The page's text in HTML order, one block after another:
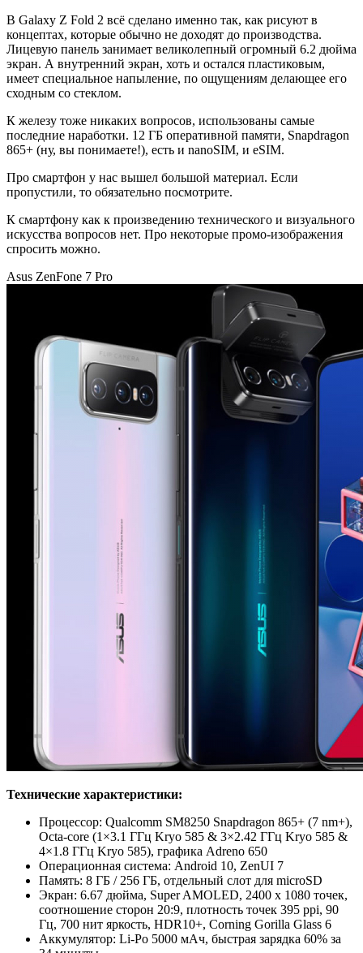
В Galaxy Z Fold 2 всё сделано именно так, как рисуют в
концептах, которые обычно не доходят до производства.
Лицевую панель занимает великолепный огромный 6.2 дюйма
экран. А внутренний экран, хоть и остался пластиковым,
имеет специальное напыление, по ощущениям делающее его
сходным со стеклом.
К железу тоже никаких вопросов, использованы самые
последние наработки. 12 ГБ оперативной памяти, Snapdragon
865+ (ну, вы понимаете!), есть и nanoSIM, и eSIM.
Про смартфон у нас вышел большой материал. Если
пропустили, то обязательно посмотрите.
К смартфону как к произведению технического и визуального
искусства вопросов нет. Про некоторые промо-изображения
спросить можно.
Asus ZenFone 7 Pro
Технические характеристики:
Процессор: Qualcomm SM8250 Snapdragon 865+ (7 nm+),
Octa-core (1×3.1 ГГц Kryo 585 & 3×2.42 ГГц Kryo 585 &
4×1.8 ГГц Kryo 585), графика Adreno 650
Операционная система: Android 10, ZenUI 7
Память: 8 ГБ / 256 ГБ, отдельный слот для microSD
Экран: 6.67 дюйма, Super AMOLED, 2400 х 1080 точек,
соотношение сторон 20:9, плотность точек 395 ppi, 90
Гц, 700 нит яркость, HDR10+, Corning Gorilla Glass 6
Аккумулятор: Li-Po 5000 мАч, быстрая зарядка 60% за